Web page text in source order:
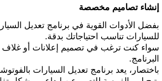
إنشاء تصاميم مخصصة
بفضل الأدوات القوية في برنامج تعديل
للسيارات تناسب احتياجاتك بدقة.
سواء كنت ترغب في تصميم إعلانات أو
البرنامج.
باختصار، يعد برنامج تعديل السيارات